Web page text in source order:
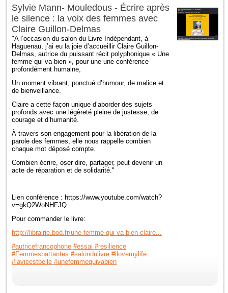
Sylvie Mann- Mouledous - Écrire après
le silence : la voix des femmes avec
Claire Guillon-Delmas
"A l’occasion du salon du Livre Indépendant, à
Haguenau, j’ai eu la joie d’accueillir Claire Guillon-
Delmas, autrice du puissant récit polyphonique « Une
femme qui va bien », pour une une conférence
profondément humaine,
Un moment vibrant, ponctué d’humour, de malice et
de bienveillance.
Claire a cette façon unique d’aborder des sujets
profonds avec une légèreté pleine de justesse, de
courage et d’humanité.
À travers son engagement pour la libération de la
parole des femmes, elle nous rappelle combien
chaque mot déposé compte.
Combien écrire, oser dire, partager, peut devenir un
acte de réparation et de solidarité."
Lien conférence : https://www.youtube.com/watch?
v=gkQ2WoNHFJQ
Pour commander le livre:
http://librairie.bod.fr/une-femme-qui-va-bien-claire...
#autricefrancophone #essai #resilience
#Femmesbattantes #salondulivre #ilovemylife
#lavieestbelle #unefemmequivabien